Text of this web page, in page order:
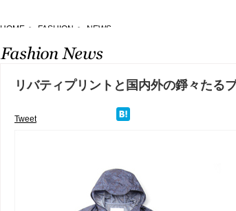
HOME > FASHION > NEWS
リバティプリントと国内外の錚々たる
Tweet